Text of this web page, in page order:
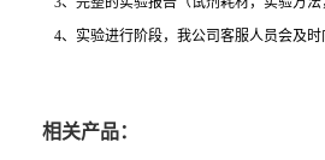
4、实验进行阶段，我公司客服人员会及时
相关产品：